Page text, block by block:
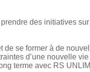
des initiatives
de se former à de
d’une nouvelle
terme avec RS